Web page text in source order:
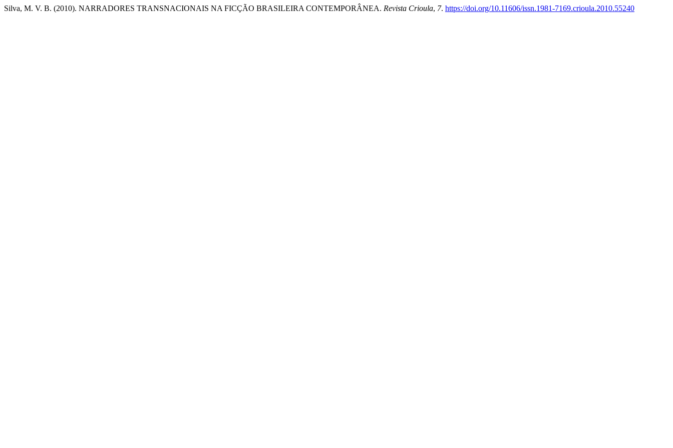
Silva, M. V. B. (2010). NARRADORES TRANSNACIONAIS NA FICÇÃO BRASILEIRA CONTEMPORÂNEA. Revista Crioula, 7. https://doi.org/10.11606/issn.1981-7169.crioula.2010.55240